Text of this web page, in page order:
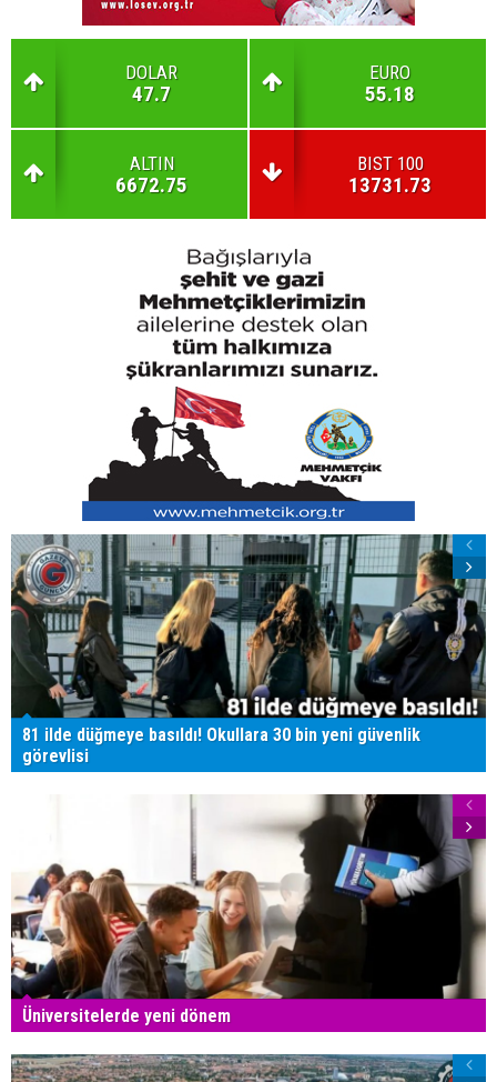
DOLAR
47.7
EURO
55.18
ALTIN
6672.75
BIST 100
13731.73
81 ilde düğmeye basıldı! Okullara 30 bin yeni güvenlik
görevlisi
Üniversitelerde yeni dönem